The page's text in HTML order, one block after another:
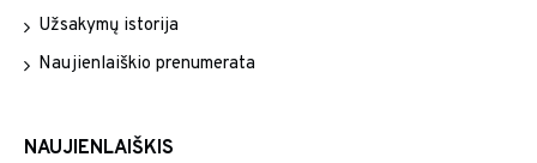
Užsakymų istorija
Naujienlaiškio prenumerata
NAUJIENLAIŠKIS